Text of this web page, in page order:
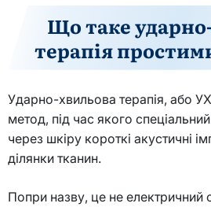
Що таке
терапія
Ударно-хвильова терапія, або
метод, під час якого
через шкіру короткі акустичні
ділянки тканин.
Попри назву, це не електричний